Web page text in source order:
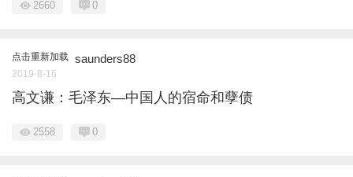
2660 0
点击重新加载 saunders88
2019-8-16
高文谦：毛泽东—中国人的宿命和孽债
2558 0